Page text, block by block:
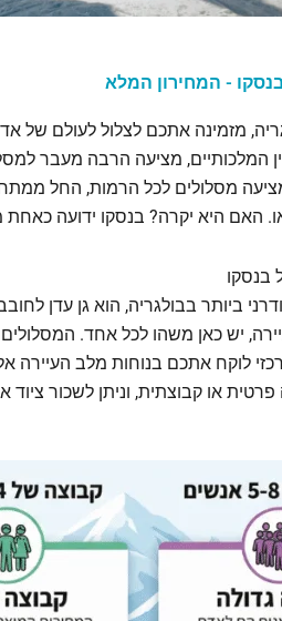
- המחירון המלא
מזמינה אתכם לצלול לעולם של
המלכותיים, מציעה הרבה מעבר
מסלולים לכל הרמות, החל
האם היא יקרה? בנסקו ידועה
בנסקו
מטר) ועד לעיירה, יש כאן משהו לכל
לוקח אתכם בנוחות מלב
או קבוצתית, וניתן לשכור ציוד